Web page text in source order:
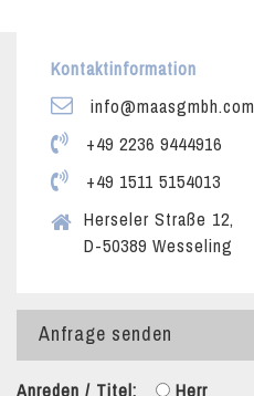
Kontaktinformation
info@maasgmbh.com
+49 2236 9444916
+49 1511 5154013
Herseler Straße 12,
D-50389 Wesseling
Anfrage senden
Anreden / Titel: Herr